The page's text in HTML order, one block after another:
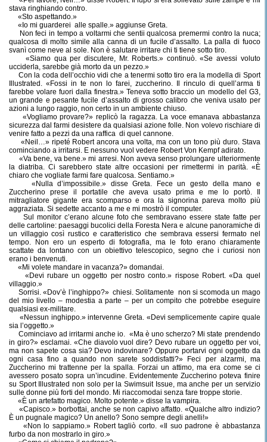
stava ringhiando contro.
«Sto aspettando.»
«Io mi guarderei alle spalle.» aggiunse Greta.
Non feci in tempo a voltarmi che sentii qualcosa premermi contro la nuca;
qualcosa di molto simile alla canna di un fucile d’assalto. La palla di fuoco
svanì come neve al sole. Non è salutare irritare chi ti tiene sotto tiro.
«Siamo qua per discutere, Mr. Roberts.» continuò. «Se avessi voluto
ucciderla, sarebbe già morto da un pezzo.»
Con la coda dell’occhio vidi che a tenermi sotto tiro era la modella di Sport
Illustrated. «Fossi in te non lo farei, zuccherino. Il rinculo di quell’arma ti
farebbe volare fuori dalla finestra.» Teneva sotto braccio un modello del G3,
un grande e pesante fucile d’assalto di grosso calibro che veniva usato per
azioni a lungo raggio, non certo in un ambiente chiuso.
«Vogliamo provare?» replicò la ragazza. La voce emanava abbastanza
sicurezza dal farmi desistere da qualsiasi azione folle. Non volevo rischiare di
venire fatto a pezzi da una raffica di quel cannone.
«Neil…» ripeté Robert ancora una volta, ma con un tono più duro. Stava
cominciando a irritarsi. E nessuno vuol vedere Robert Von Kempf adirato.
«Va bene, va bene.» mi arresi. Non aveva senso prolungare ulteriormente
la diatriba. Ci sarebbero state altre occasioni per rimettermi in parità. «È
chiaro che vogliate farmi fare qualcosa. Sentiamo.»
«Nulla d’impossibile.» disse Greta. Fece un gesto della mano e
Zuccherino prese il portatile che aveva usato prima e me lo portò. Il
mitragliatore gigante era scomparso e ora la signorina pareva molto più
aggraziata. Si sedette accanto a me e mi mostrò il computer.
Sul monitor c’erano alcune foto che sembravano essere state fatte per
delle cartoline: paesaggi bucolici della Foresta Nera e alcune panoramiche di
un villaggio così rustico e caratteristico che sembrava essersi fermato nel
tempo. Non ero un esperto di fotografia, ma le foto erano chiaramente
scattate da lontano con un obiettivo telescopico, segno che i curiosi non
erano i benvenuti.
«Mi volete mandare in vacanza?» domandai.
«Devi rubare un oggetto per nostro conto.» rispose Robert. «Da quel
villaggio.»
Sorrisi. «Dov’è l’inghippo?» chiesi. Solitamente non si scomoda un mago
del mio livello – modestia a parte – per un compito che potrebbe eseguire
qualsiasi ex-militare.
«Nessun inghippo.» intervenne Greta. «Devi semplicemente capire quale
sia l’oggetto.»
Cominciavo ad irritarmi anche io. «Ma è uno scherzo? Mi state prendendo
in giro?» esclamai. «Che diavolo vuol dire? Devo rubare un oggetto per voi,
ma non sapete cosa sia? Devo indovinare? Oppure portarvi ogni oggetto da
ogni casa fino a quando non sarete soddisfatti?» Feci per alzarmi, ma
Zuccherino mi trattenne per la spalla. Forzai un attimo, ma era come se ci
avessero posato sopra un’incudine. Evidentemente Zuccherino poteva finire
su Sport Illustrated non solo per la Swimsuit Issue, ma anche per un servizio
sulle donne più forti del mondo. Mi riaccomodai senza fare troppe storie.
«È un artefatto magico. Molto potente.» disse la vampira.
«Capisco.» borbottai, anche se non capivo affatto. «Qualche altro indizio?
È un pugnale magico? Un anello? Sono sempre degli anelli!»
«Non lo sappiamo.» Robert tagliò corto. «Il suo padrone è abbastanza
furbo da non mostrarlo in giro.»